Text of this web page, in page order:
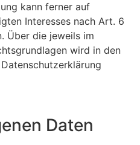
kann ferner auf
Interesses nach Art. 6
Über die jeweils im
wird in den
Daten